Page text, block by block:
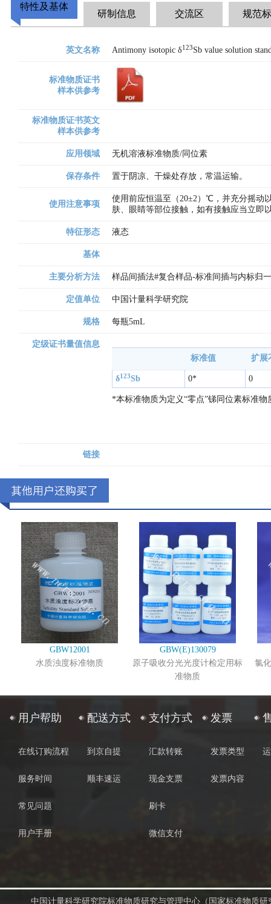
特性及基体
研制信息 交流区 规范
英文名称 Antimony isotopic δ123Sb value solution
标准物质证书
样本供参考
标准物质证书英文
样本供参考
应用领域 无机溶液标准物质/同位素
保存条件 置于阴凉、干燥处存放，常温运输。
使用注意事项
使用前应恒温至（20±2）℃，并充分摇动
肤、眼睛等部位接触，如有接触应当立即
特征形态 液态
基体
主要分析方法 样品间插法#复合样品-标准间插与内标归
定值单位 中国计量科学研究院
规格 每瓶5mL
定级证书量值信息
标准值
扩展
δ123Sb 0* 0
*本标准物质为定义“零点”锑同位素标准物
链接
GBW12001
水质浊度标准物质
GBW(E)130079
原子吸收分光光度计检定用标
准物质
氯
用户帮助
在线订购流程
服务时间
常见问题
用户手册
配送方式
到京自提
顺丰速运
支付方式
汇款转账
现金支票
刷卡
微信支付
发票
发票类型
发票内容
中国计量科学研究院标准物质研究与管理中心（国家标准物质